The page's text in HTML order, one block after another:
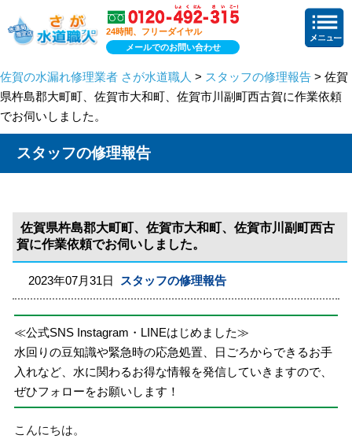
24時間、フリーダイヤル
メールでのお問い合わせ
佐賀の水漏れ修理業者 さが水道職人 > スタッフの修理報告 > 佐賀
県杵島郡大町町、佐賀市大和町、佐賀市川副町西古賀に作業依頼
でお伺いしました。
スタッフの修理報告
佐賀県杵島郡大町町、佐賀市大和町、佐賀市川副町西古
賀に作業依頼でお伺いしました。
2023年07月31日 スタッフの修理報告
≪公式SNS Instagram・LINEはじめました≫
水回りの豆知識や緊急時の応急処置、日ごろからできるお手
入れなど、水に関わるお得な情報を発信していきますので、
ぜひフォローをお願いします！
こんにちは。